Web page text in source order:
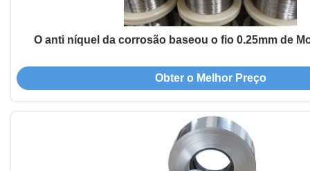
O anti níquel da corrosão baseou o fio 0.25mm de
Obter o Melhor Preço